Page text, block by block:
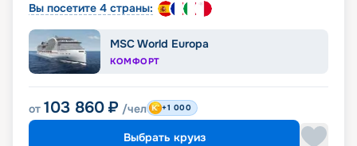
Вы посетите 4 страны:
MSC World Europa
КОМФОРТ
от 103 860 ₽ /чел +1 000
Выбрать круиз